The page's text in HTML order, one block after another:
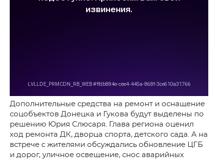
Дополнительные средства на ремонт и оснащение
соцобъектов Донецка и Гукова будут выделены по
решению Юрия Слюсаря. Глава региона оценил
ход ремонта ДК, дворца спорта, детского сада. А на
встрече с жителями обсуждались обновление ЦГБ
и дорог, уличное освещение, снос аварийных